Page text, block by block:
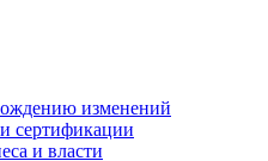
изменений
сертификации
и власти